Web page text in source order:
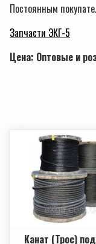
Постоянным
Запчасти ЭКГ-5
Цена: Оптовые и
Канат (Трос)